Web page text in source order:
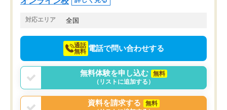
てきたので、さらに苦手な数学も追加
でお願いしました。来年の高校受験に
対応エリア 全国
通話
無料 電話で問い合わせする
無料体験を申し込む
無料
（リストに追加する）
資料を請求する
無料